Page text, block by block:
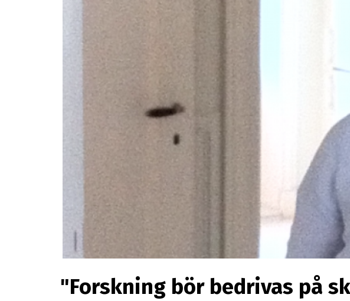
"Forskning bör bedrivas på